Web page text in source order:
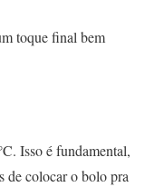
toque final bem
Isso é fundamental,
de colocar o bolo pra